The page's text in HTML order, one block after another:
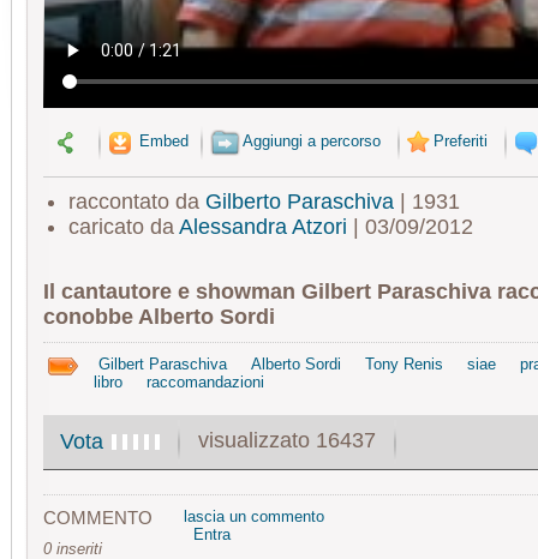
Embed Aggiungi a percorso Preferiti
raccontato da Gilberto Paraschiva| 1931
caricato da Alessandra Atzori | 03/09/2012
Il cantautore e showman Gilbert Paraschiva
conobbe Alberto Sordi
Gilbert Paraschiva Alberto Sordi Tony Renis siae
libro
raccomandazioni
Vota visualizzato 16437
COMMENTO
0 inseriti
lascia un commento
Entra